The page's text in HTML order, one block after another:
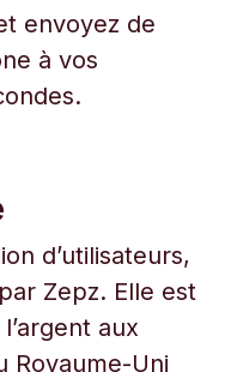
envoyez de
à vos
d’utilisateurs,
Zepz. Elle est
aux
Royaume-Uni